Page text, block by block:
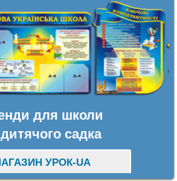
для школи
садка
УРОК-UA